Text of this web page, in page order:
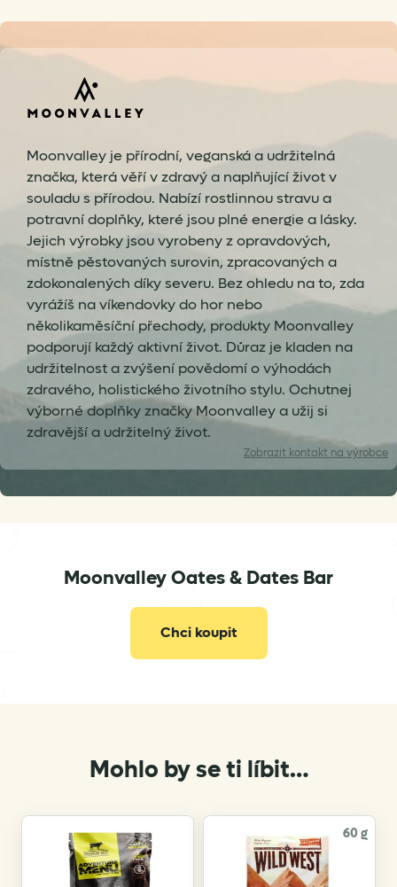
Moonvalley je přírodní, veganská a udržitelná
značka, která věří v zdravý a naplňující život v
souladu s přírodou. Nabízí rostlinnou stravu a
potravní doplňky, které jsou plné energie a lásky.
Jejich výrobky jsou vyrobeny z opravdových,
místně pěstovaných surovin, zpracovaných a
zdokonalených díky severu. Bez ohledu na to, zda
vyrážíš na víkendovky do hor nebo
několikaměsíční přechody, produkty Moonvalley
podporují každý aktivní život. Důraz je kladen na
udržitelnost a zvýšení povědomí o výhodách
zdravého, holistického životního stylu. Ochutnej
výborné doplňky značky Moonvalley a užij si
zdravější a udržitelný život.
Zobrazit kontakt na výrobce
Moonvalley Oates & Dates Bar
Chci koupit
Mohlo by se ti líbit…
60 g